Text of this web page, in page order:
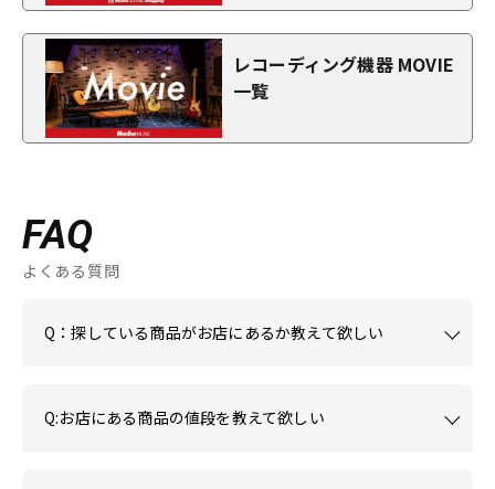
レコーディング機器 MOVIE
一覧
FAQ
よくある質問
Q：探している商品がお店にあるか教えて欲しい
Q:お店にある商品の値段を教えて欲しい